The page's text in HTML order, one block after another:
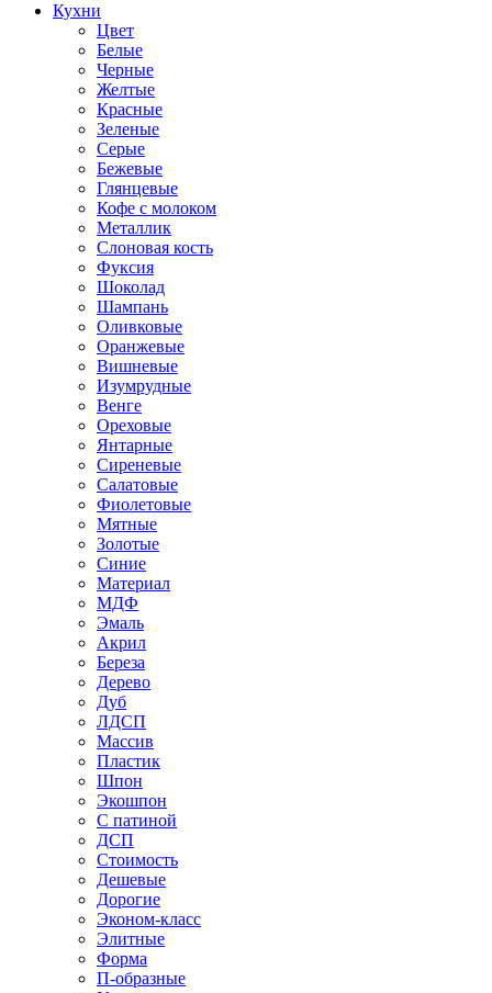
Кухни
Цвет
Белые
Черные
Желтые
Красные
Зеленые
Серые
Бежевые
Глянцевые
Кофе с молоком
Металлик
Слоновая кость
Фуксия
Шоколад
Шампань
Оливковые
Оранжевые
Вишневые
Изумрудные
Венге
Ореховые
Янтарные
Сиреневые
Салатовые
Фиолетовые
Мятные
Золотые
Синие
Материал
МДФ
Эмаль
Акрил
Береза
Дерево
Дуб
ЛДСП
Массив
Пластик
Шпон
Экошпон
С патиной
ДСП
Стоимость
Дешевые
Дорогие
Эконом-класс
Элитные
Форма
П-образные